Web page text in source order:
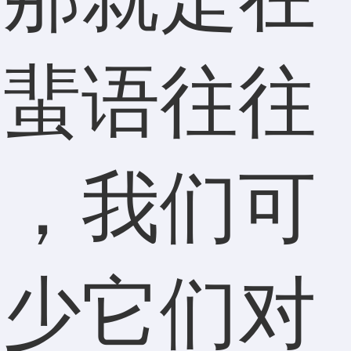
语往往
我们可
它们对